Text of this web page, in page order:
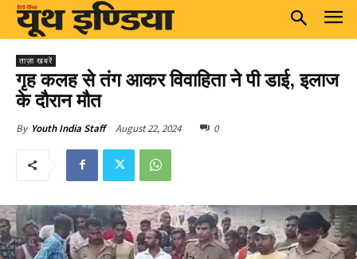
ताज़ा खबरें
गृह कलह से तंग आकर विवाहिता ने पी डाई, इलाज
के दौरान मौत
By Youth India Staff August 22, 2024 0